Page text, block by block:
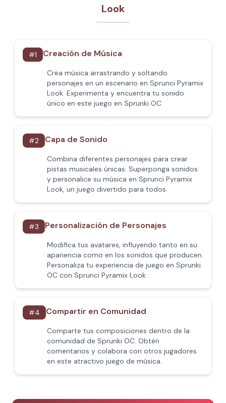
Look
#1 Creación de Música
Crea música arrastrando y soltando
personajes en un escenario en Sprunci Pyramix
Look. Experimenta y encuentra tu sonido
único en este juego en Sprunki OC.
#2 Capa de Sonido
Combina diferentes personajes para crear
pistas musicales únicas. Superponga sonidos
y personalice su música en Sprunci Pyramix
Look, un juego divertido para todos.
#3 Personalización de Personajes
Modifica tus avatares, influyendo tanto en su
apariencia como en los sonidos que producen.
Personaliza tu experiencia de juego en Sprunki
OC con Sprunci Pyramix Look.
#4 Compartir en Comunidad
Comparte tus composiciones dentro de la
comunidad de Sprunki OC. Obtén
comentarios y colabora con otros jugadores
en este atractivo juego de música.